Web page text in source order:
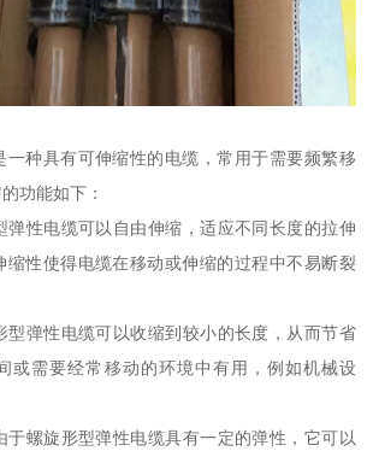
一种具有可伸缩性的电缆，常用于需要频繁移
功能如下：
弹性电缆可以自由伸缩，适应不同长度的拉伸
缩性使得电缆在移动或伸缩的过程中不易断裂
型弹性电缆可以收缩到较小的长度，从而节省
或需要经常移动的环境中有用，例如机械设
于螺旋形型弹性电缆具有一定的弹性，它可以